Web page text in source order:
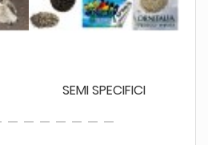
SEMI SPECIFICI